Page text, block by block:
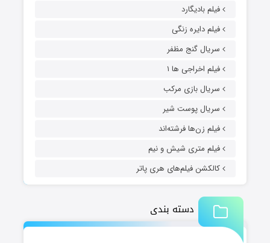
فیلم بادیگارد
فیلم دایره زنگی
سریال گنج مظفر
فیلم اخراجی ها ۱
سریال بازی مرکب
سریال پوست شیر
فیلم زن‌ها فرشته‌اند
فیلم متری شیش و نیم
کالکشن فیلم‌های هری پاتر
دسته بندی